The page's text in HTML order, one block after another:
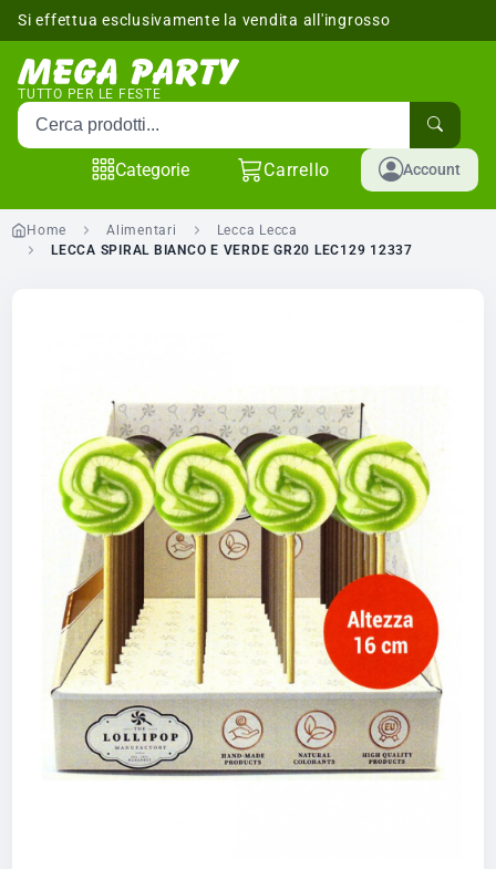
Si effettua esclusivamente la vendita all'ingrosso
TUTTO PER LE FESTE
Cerca prodotti
Categorie Carrello Account
Home Alimentari
Lecca Lecca
LECCA SPIRAL BIANCO E VERDE GR20 LEC129 12337